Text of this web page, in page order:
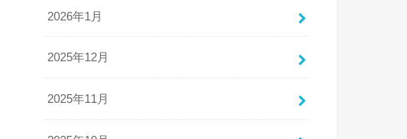
2026年1月
2025年12月
2025年11月